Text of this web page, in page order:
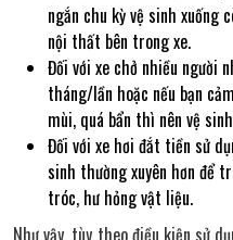
ngắn chu kỳ vệ sinh
nội thất bên trong xe.
Đối với xe chở nhiều người
tháng/lần hoặc nếu bạn
mùi, quá bẩn thì nên vệ
Đối với xe hơi đắt tiền sử
sinh thường xuyên hơn để
tróc, hư hỏng vật liệu.